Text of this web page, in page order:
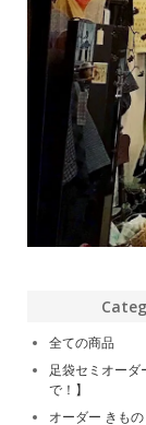
全ての商品
足袋セミオーダ
で！】
オーダー きも